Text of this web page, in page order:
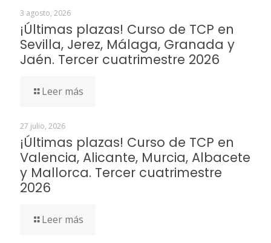
3 agosto, 2026
¡Últimas plazas! Curso de TCP en
Sevilla, Jerez, Málaga, Granada y
Jaén. Tercer cuatrimestre 2026
Leer más
27 julio, 2026
¡Últimas plazas! Curso de TCP en
Valencia, Alicante, Murcia, Albacete
y Mallorca. Tercer cuatrimestre
2026
Leer más